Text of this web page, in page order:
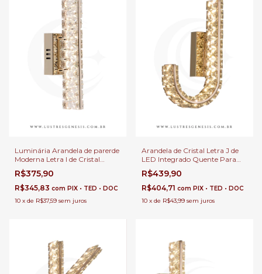
Luminária Arandela de parerde
Moderna Letra I de Cristal
Brilhante Dourado Decoração
Cabeceira de Cama e Quartos
Infantil
R$375,90
R$345,83 com PIX • TED • DOC
10 x de R$37,59 sem juros
Arandela de Cristal Letra J de
LED Integrado Quente Para
Cabeceira de Cama, Quarto
Infantil e Corredor
R$439,90
R$404,71 com PIX • TED • DOC
10 x de R$43,99 sem juros